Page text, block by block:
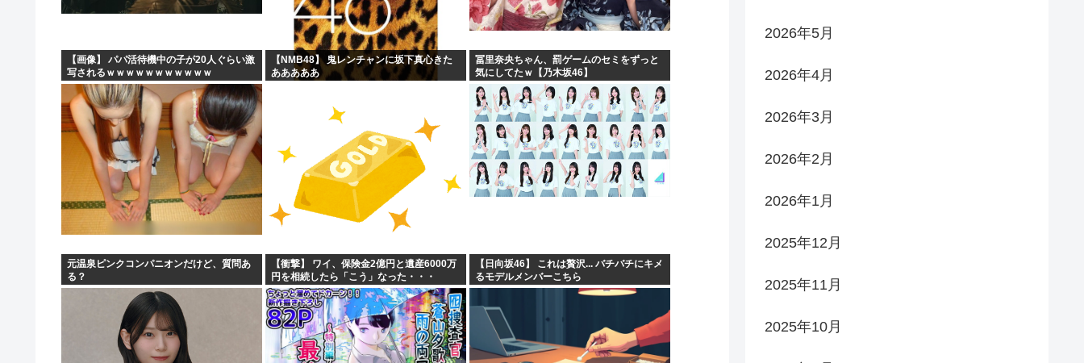
【画像】 パパ活待機中の子が20人ぐらい激
写されるｗｗｗｗｗｗｗｗｗｗｗ
【NMB48】 鬼レンチャンに坂下真心きた
あああああ
冨里奈央ちゃん、罰ゲームのセミをずっと
気にしてたｗ【乃木坂46】
元温泉ピンクコンパニオンだけど、質問あ
る？
【衝撃】 ワイ、保険金2億円と遺産6000万
円を相続したら「こう」なった・・・
【日向坂46】 これは贅沢... バチバチにキメ
るモデルメンバーこちら
2026年5月
2026年4月
2026年3月
2026年2月
2026年1月
2025年12月
2025年11月
2025年10月